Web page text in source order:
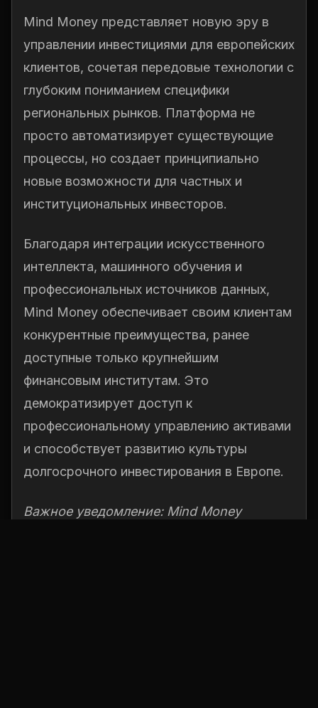
Mind Money представляет новую эру в
управлении инвестициями для европейских
клиентов, сочетая передовые технологии с
глубоким пониманием специфики
региональных рынков. Платформа не
просто автоматизирует существующие
процессы, но создает принципиально
новые возможности для частных и
институциональных инвесторов.
Благодаря интеграции искусственного
интеллекта, машинного обучения и
профессиональных источников данных,
Mind Money обеспечивает своим клиентам
конкурентные преимущества, ранее
доступные только крупнейшим
финансовым институтам. Это
демократизирует доступ к
профессиональному управлению активами
и способствует развитию культуры
долгосрочного инвестирования в Европе.
Важное уведомление: Mind Money